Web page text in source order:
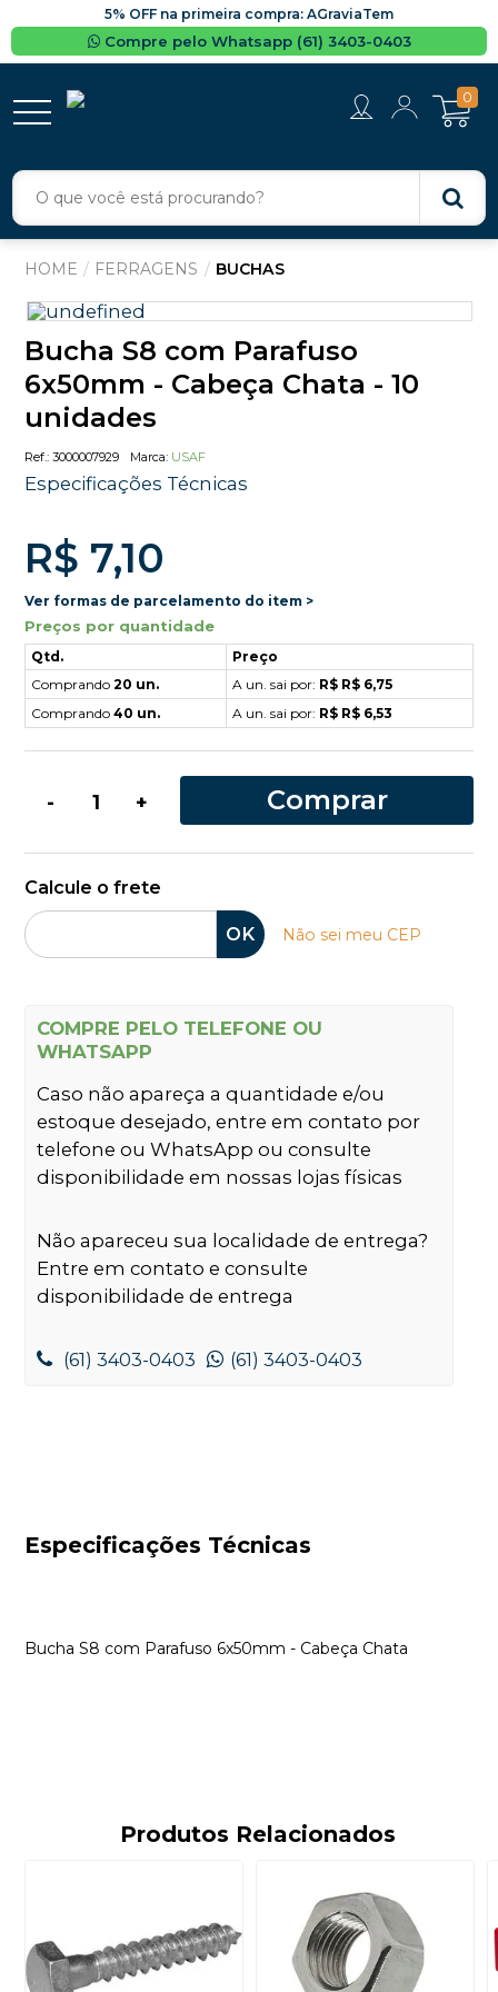
5% OFF na primeira compra: AGraviaTem
Compre pelo Whatsapp (61) 3403-0403
0
FERRAGENS BUCHAS
Bucha S8 com Parafuso
6x50mm - Cabeça Chata - 10
unidades
3000007929 USAF
Especificações Técnicas
R$ 7,10
Ver formas de parcelamento do item >
Preços por quantidade
Qtd.
Preço
Comprando 20 un. A un. sai por: R$ R$ 6,75
Comprando 40 un. A un. sai por: R$ R$ 6,53
- + Comprar
Calcule o frete
OK Não sei meu CEP
COMPRE PELO TELEFONE OU
WHATSAPP
Caso não apareça a quantidade e/ou
estoque desejado, entre em contato por
telefone ou WhatsApp ou consulte
disponibilidade em nossas lojas físicas
Não apareceu sua localidade de entrega?
Entre em contato e consulte
disponibilidade de entrega
(61) 3403-0403 (61) 3403-0403
Especificações Técnicas
Bucha S8 com Parafuso 6x50mm - Cabeça Chata
Produtos Relacionados